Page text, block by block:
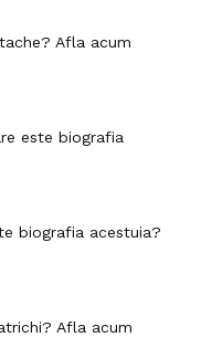
Afla acum
este biografia
biografia acestuia?
Afla acum